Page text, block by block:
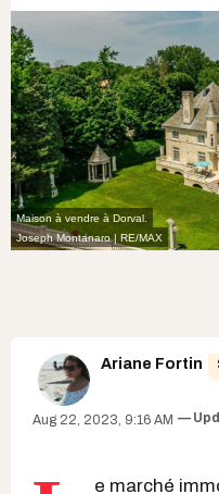
Maison à vendre à Dorval.
Joseph Montanaro | RE/MAX
Ariane Fortin
Aug 22, 2023, 9:16 AM
e marché